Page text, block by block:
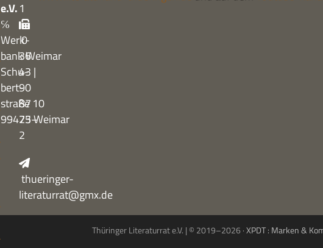
e.V.
℅
Werk­
bank Weimar
Schu­
bert­
straße 10
99423 Weimar
1
0
36
43 |
90
87
75–
2
thueringer-
literaturrat@gmx.de
Thüringer Literaturrat e.V. | © 2019–2026 ·XPDT : Marken &